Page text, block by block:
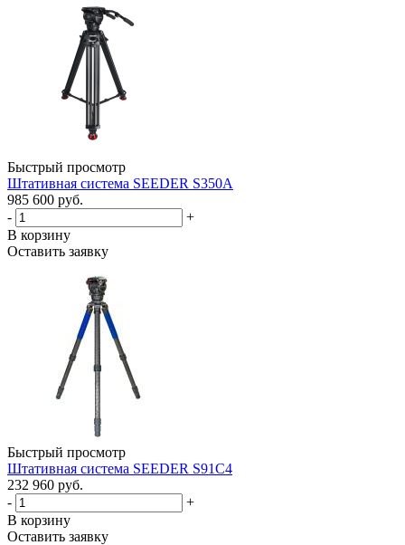
Быстрый просмотр
Штативная система SEEDER S350A
985 600 руб.
-
+
В корзину
Оставить заявку
Быстрый просмотр
Штативная система SEEDER S91C4
232 960 руб.
-
+
В корзину
Оставить заявку